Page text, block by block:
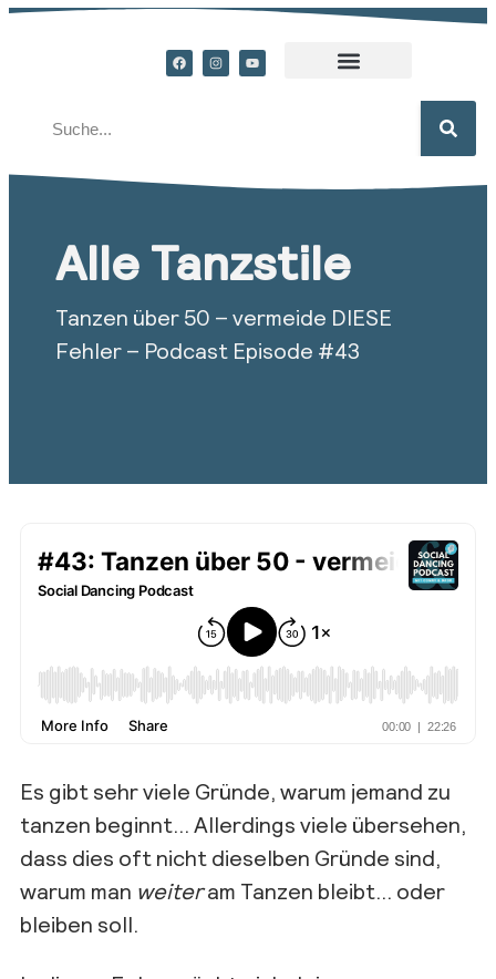
Alle Tanzstile
Tanzen über 50 – vermeide DIESE
Fehler – Podcast Episode #43
Es gibt sehr viele Gründe, warum jemand zu
tanzen beginnt… Allerdings viele übersehen,
dass dies oft nicht dieselben Gründe sind,
warum man weiteram Tanzen bleibt… oder
bleiben soll.